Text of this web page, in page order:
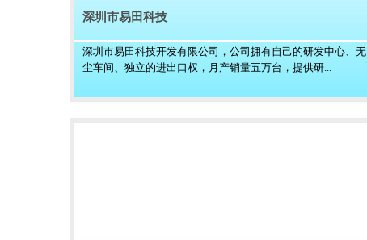
深圳市易田科技
深圳市易田科技开发有限公司，公司拥有自己的研发中心、无
尘车间、独立的进出口权，月产销量五万台，提供研...